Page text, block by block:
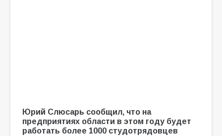
Юрий Слюсарь сообщил, что на
предприятиях области в этом году будет
работать более 1000 студотрядовцев